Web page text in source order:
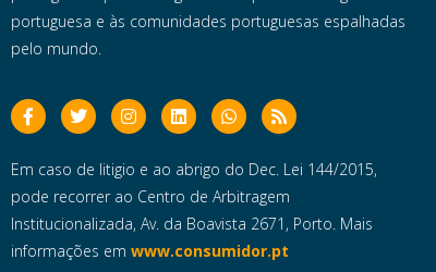
portuguesa e às comunidades portuguesas espalhadas
pelo mundo.
Em caso de litigio e ao abrigo do Dec. Lei 144/2015,
pode recorrer ao Centro de Arbitragem
Institucionalizada, Av. da Boavista 2671, Porto. Mais
informações em www.consumidor.pt